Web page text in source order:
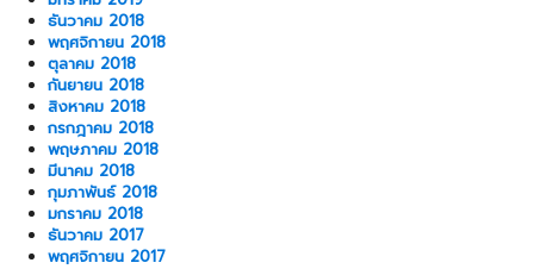
ธันวาคม 2018
พฤศจิกายน 2018
ตุลาคม 2018
กันยายน 2018
สิงหาคม 2018
กรกฎาคม 2018
พฤษภาคม 2018
มีนาคม 2018
กุมภาพันธ์ 2018
มกราคม 2018
ธันวาคม 2017
พฤศจิกายน 2017